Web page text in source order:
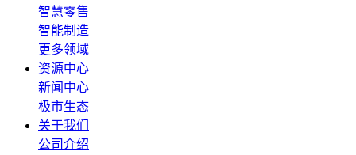
智慧零售
智能制造
更多领域
资源中心
新闻中心
极市生态
关于我们
公司介绍